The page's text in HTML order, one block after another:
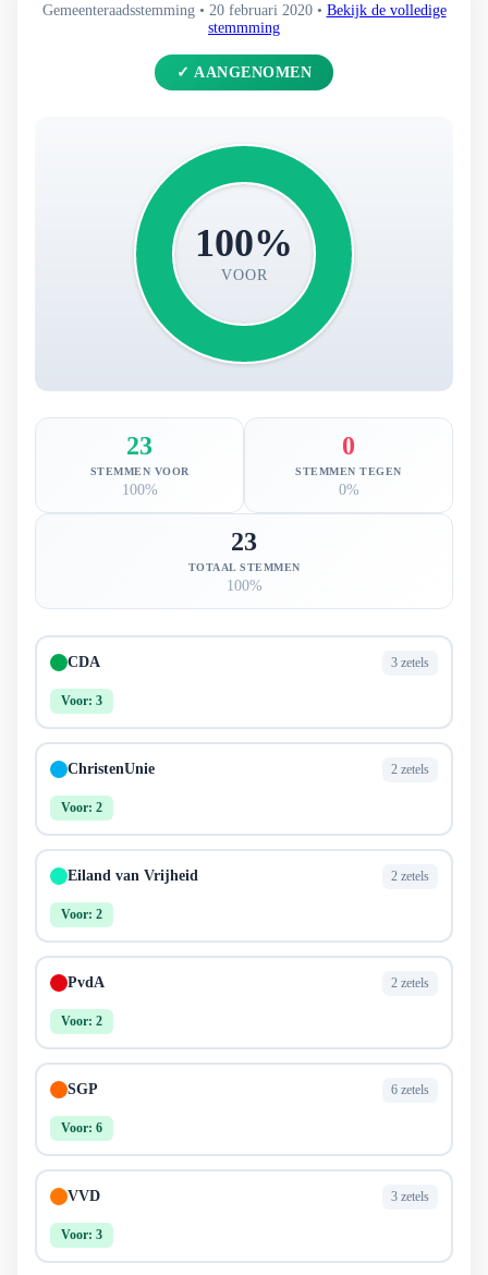
Gemeenteraadsstemming • 20 februari 2020 • Bekijk de volledige
stemmming
✓ AANGENOMEN
100%
VOOR
23
STEMMEN VOOR
100%
0
STEMMEN TEGEN
0%
23
TOTAAL STEMMEN
100%
CDA 3 zetels
Voor: 3
ChristenUnie 2 zetels
Voor: 2
Eiland van Vrijheid 2 zetels
Voor: 2
PvdA 2 zetels
Voor: 2
SGP 6 zetels
Voor: 6
VVD 3 zetels
Voor: 3